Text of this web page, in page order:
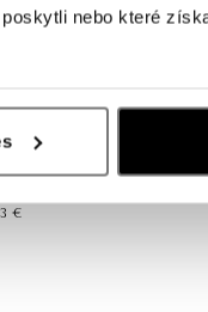
nebo které
s rhodolitom Pindots
€